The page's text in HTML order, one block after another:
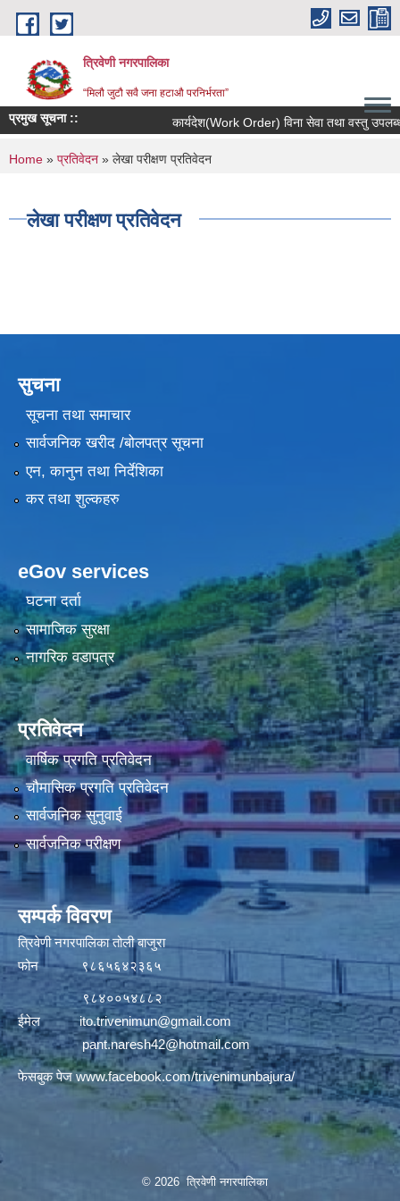
Skip to main content
त्रिवेणी नगरपालिका
“मिलौ जुटौ सवै जना हटाऔ परनिर्भरता”
प्रमुख सूचना :: कार्यदेश(Work Order) विना सेवा तथा वस्तु उपलब्ध
You are here
Home » प्रतिवेदन » लेखा परीक्षण प्रतिवेदन
लेखा परीक्षण प्रतिवेदन
सुचना
सूचना तथा समाचार
सार्वजनिक खरीद /बोलपत्र सूचना
एन, कानुन तथा निर्देशिका
कर तथा शुल्कहरु
eGov services
घटना दर्ता
सामाजिक सुरक्षा
नागरिक वडापत्र
प्रतिवेदन
वार्षिक प्रगति प्रतिवेदन
चौमासिक प्रगति प्रतिवेदन
सार्वजनिक सुनुवाई
सार्वजनिक परीक्षण
सम्पर्क विवरण
त्रिवेणी नगरपालिका तोली बाजुरा
फोन ९८६५६४२३६५
९८४००५४८८२
ईमेलito.trivenimun@gmail.com
pant.naresh42@hotmail.com
फेसबुक पेज www.facebook.com/trivenimunbajura/
© 2026 त्रिवेणी नगरपालिका